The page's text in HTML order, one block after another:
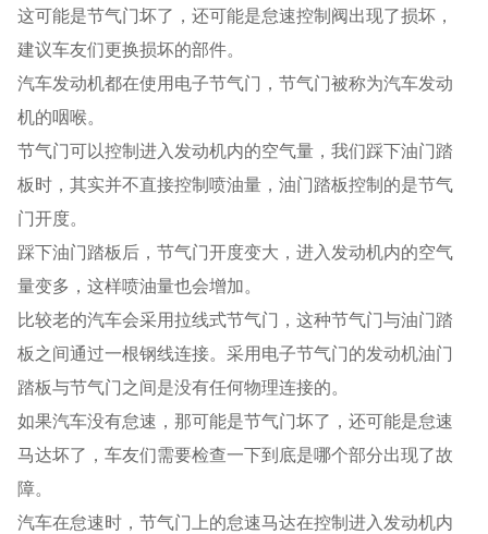
这可能是节气门坏了，还可能是怠速控制阀出现了损坏，
建议车友们更换损坏的部件。
汽车发动机都在使用电子节气门，节气门被称为汽车发动
机的咽喉。
节气门可以控制进入发动机内的空气量，我们踩下油门踏
板时，其实并不直接控制喷油量，油门踏板控制的是节气
门开度。
踩下油门踏板后，节气门开度变大，进入发动机内的空气
量变多，这样喷油量也会增加。
比较老的汽车会采用拉线式节气门，这种节气门与油门踏
板之间通过一根钢线连接。采用电子节气门的发动机油门
踏板与节气门之间是没有任何物理连接的。
如果汽车没有怠速，那可能是节气门坏了，还可能是怠速
马达坏了，车友们需要检查一下到底是哪个部分出现了故
障。
汽车在怠速时，节气门上的怠速马达在控制进入发动机内